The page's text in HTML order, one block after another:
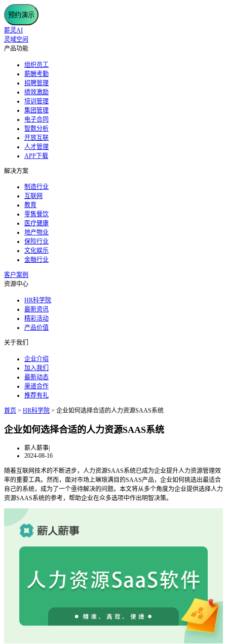
预约演示
薪灵AI
灵域空间
产品功能
组织员工
薪酬考勤
招聘管理
绩效激励
培训管理
集团管理
电子合同
智数分析
开放互联
人才管理
APP下载
解决方案
制造行业
互联网
教育
零售餐饮
医疗健康
地产物业
保险行业
文化娱乐
金融行业
客户案例
资源中心
HR科学院
最新资讯
精彩活动
产品价值
关于我们
企业介绍
加入我们
最新动态
渠道合作
推荐有礼
首页 > HR科学院 > 企业如何选择合适的人力资源SAAS系统
企业如何选择合适的人力资源SAAS系统
薪人薪事|
2024-08-16
随着互联网技术的不断进步，人力资源SAAS系统已成为企业提升人力资源管理效
率的重要工具。然而，面对市场上琳琅满目的SAAS产品，企业如何挑选出最适合
自己的系统，成为了一个亟待解决的问题。本文将从多个角度为企业提供选择人力
资源SAAS系统的参考，帮助企业在众多选项中作出明智决策。